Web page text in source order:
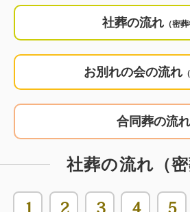
なお、社葬にはいくつかの種
一般的な社葬は、まず近親者
流れになります。
そのため、訃報から社葬まで
るものの、決めることや準備
功績を称え、故人の会社に対
社葬の流れ （密葬
お別れの会の流れ
合同葬の流れ
社葬の流れ（密
1 2 3 4 5